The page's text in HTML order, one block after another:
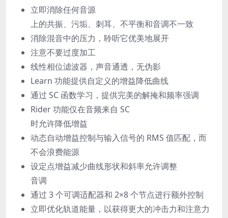
立即消除任何音源
上的共振、污垢、刺耳、不平衡和音调不一致
消除混音中的压力，聆听它优美地展开
注意不要过度加工
线性相位滤波器，声音通透，无伪影
Learn 功能提供自定义的增益降低曲线
通过 SC 函数学习，提供完美的解掩和频率强调
Rider 功能仅在音频来自 SC
时允许降低增益
动态自动增益控制与输入信号的 RMS 值匹配，而
不会浪费能源
设定点增益减少曲线形状和斜率允许调整
音调
通过 3 个可调适配器和 2×8 个节点进行额外控制
立即优化轨道能量，以获得更大的冲击力和注意力